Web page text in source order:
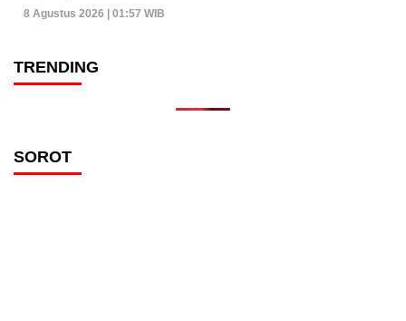
8 Agustus 2026 | 01:57 WIB
TRENDING
SOROT